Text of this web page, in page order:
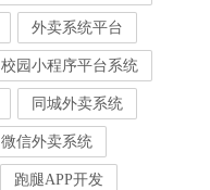
外卖系统平台
校园小程序平台系统
同城外卖系统
微信外卖系统
跑腿APP开发